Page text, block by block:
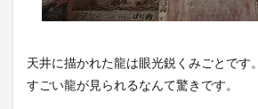
天井に描かれた龍は眼光鋭くみごとです
すごい龍が見られるなんて驚きです。